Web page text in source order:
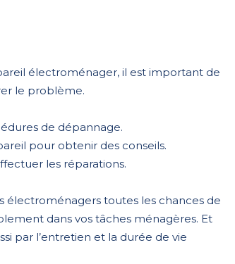
électroménager, il est important de
le problème.
de dépannage.
pour obtenir des conseils.
les réparations.
électroménagers toutes les chances de
dans vos tâches ménagères. Et
par l’entretien et la durée de vie